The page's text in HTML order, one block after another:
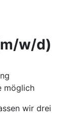
w/d)
möglich
wir drei